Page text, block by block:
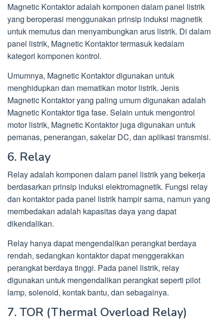
Magnetic Kontaktor adalah komponen dalam panel listrik
yang beroperasi menggunakan prinsip induksi magnetik
untuk memutus dan menyambungkan arus listrik. Di dalam
panel listrik, Magnetic Kontaktor termasuk kedalam
kategori komponen kontrol.
Umumnya, Magnetic Kontaktor digunakan untuk
menghidupkan dan mematikan motor listrik. Jenis
Magnetic Kontaktor yang paling umum digunakan adalah
Magnetic Kontaktor tiga fase. Selain untuk mengontrol
motor listrik, Magnetic Kontaktor juga digunakan untuk
pemanas, penerangan, sakelar DC, dan aplikasi transmisi.
6. Relay
Relay adalah komponen dalam panel listrik yang bekerja
berdasarkan prinsip induksi elektromagnetik. Fungsi relay
dan kontaktor pada panel listrik hampir sama, namun yang
membedakan adalah kapasitas daya yang dapat
dikendalikan.
Relay hanya dapat mengendalikan perangkat berdaya
rendah, sedangkan kontaktor dapat menggerakkan
perangkat berdaya tinggi. Pada panel listrik, relay
digunakan untuk mengendalikan perangkat seperti pilot
lamp, solenoid, kontak bantu, dan sebagainya.
7. TOR (Thermal Overload Relay)